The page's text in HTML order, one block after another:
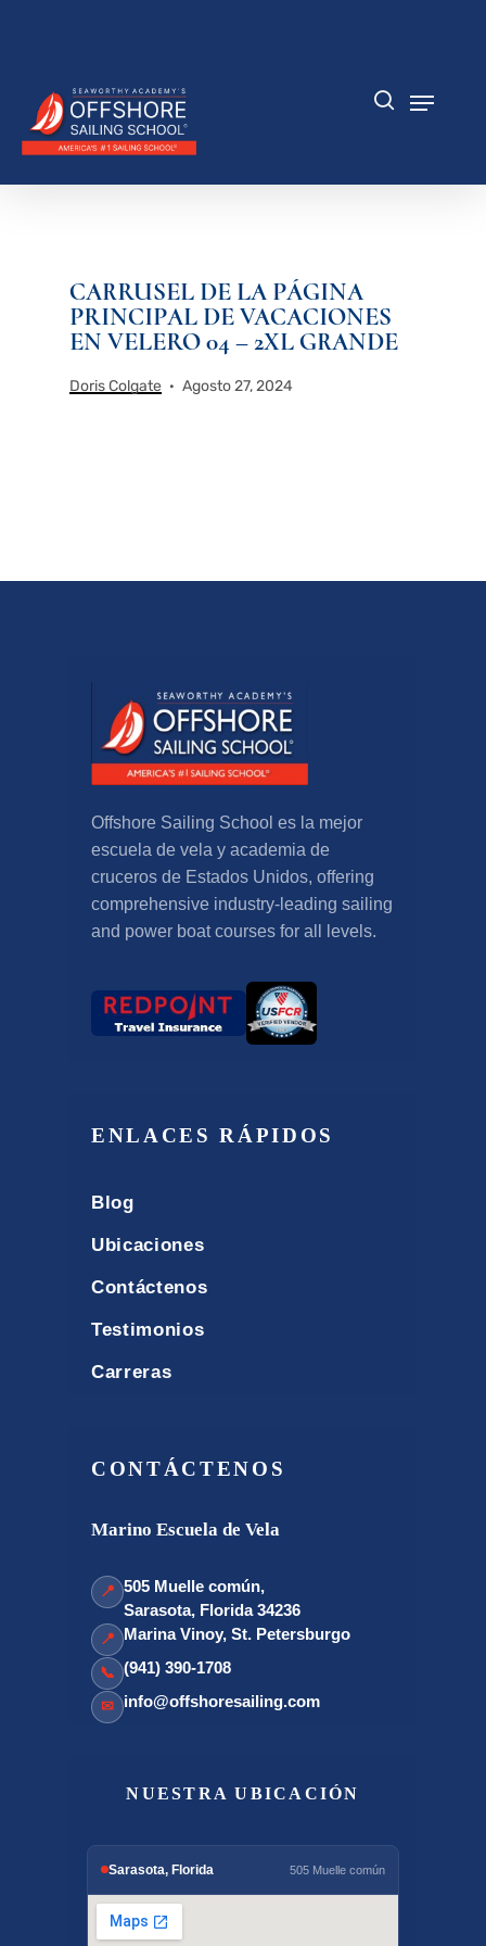
principal
CARRUSEL DE LA PÁGINA
PRINCIPAL DE VACACIONES
EN VELERO 04 – 2XL GRANDE
Doris Colgate Agosto 27, 2024
Offshore Sailing School es la mejor
escuela de vela y academia de
cruceros de Estados Unidos, offering
comprehensive industry-leading sailing
and power boat courses for all levels.
ENLACES RÁPIDOS
Blog
Ubicaciones
Contáctenos
Testimonios
Carreras
CONTÁCTENOS
Marino Escuela de Vela
📍 505 Muelle común,
Sarasota, Florida 34236
📍 Marina Vinoy, St. Petersburgo
📞 (941) 390-1708
✉ info@offshoresailing.com
NUESTRA UBICACIÓN
Sarasota, Florida 505 Muelle común
menú